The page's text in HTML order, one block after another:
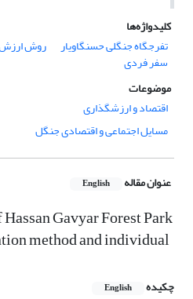
کلیدواژه‌ها
تفرجگاه جنگلی حسن‏گاویار
روش
سفر فردی
موضوعات
اقتصاد و ارزشگذاری
مسایل اجتماعی و اقتصادی جنگل
عنوان مقاله English
Gavyar Forest Park
method and individual
چکیده English